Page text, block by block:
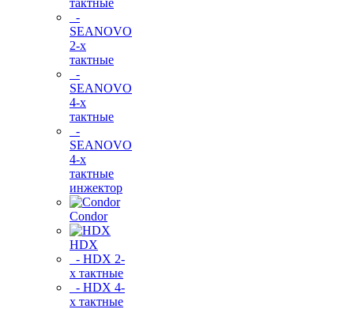
тактные
-
SEANOVO
2-х
тактные
-
SEANOVO
4-х
тактные
-
SEANOVO
4-х
тактные
инжектор
Condor
HDX
- HDX 2-
х тактные
- HDX 4-
х тактные